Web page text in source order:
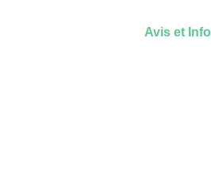
Avis et Info